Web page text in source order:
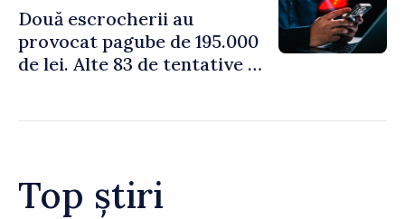
Două escrocherii au
provocat pagube de 195.000
de lei. Alte 83 de tentative au
Top știri